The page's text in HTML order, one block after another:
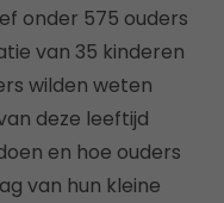
onder 575 ouders
van 35 kinderen
wilden weten
deze leeftijd
en hoe ouders
van hun kleine